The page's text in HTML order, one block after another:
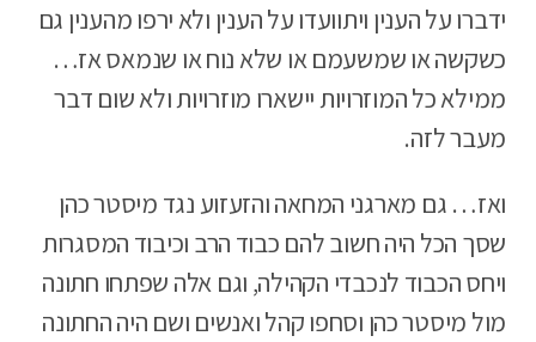
ידברו על הענין ויתוועדו על הענין ולא ירפו מהענין גם
כשקשה או שמשעמם או שלא נוח או שנמאס אז…
ממילא כל המוזרויות יישארו מוזרויות ולא שום דבר
מעבר לזה.
ואז… גם מארגני המחאה והזעזוע נגד מיסטר כהן
שסך הכל היה חשוב להם כבוד הרב וכיבוד המסגרות
ויחס הכבוד לנכבדי הקהילה, וגם אלה שפתחו חתונה
מול מיסטר כהן וסחפו קהל ואנשים ושם היה החתונה